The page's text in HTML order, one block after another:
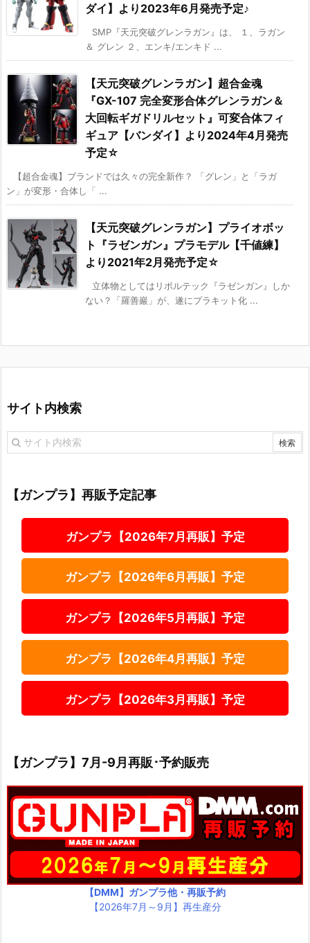
ダイ】より2023年6月発売予定♪
SMP『天元突破グレンラガン』は、 １、ラガン
＆ グレン ２、エンキ/エンキド ...
【天元突破グレンラガン】超合金魂
『GX-107 完全変形合体グレンラガン＆
大回転ギガドリルセット』可変合体フィ
ギュア【バンダイ】より2024年4月発売
予定☆
【超合金魂】ブランドでは久々の完全新作？ 「グレン」と「ラガ
ン」が変形・合体し「 ...
【天元突破グレンラガン】プライオボッ
ト『ラゼンガン』プラモデル【千値練】
より2021年2月発売予定☆
立体物としてはリボルテック『ラゼンガン』しか
ない？「羅善巖」が、遂にプラキット化 ...
サイト内検索
【ガンプラ】再販予定記事
ガンプラ【2026年7月再販】予定
ガンプラ【2026年6月再販】予定
ガンプラ【2026年5月再販】予定
ガンプラ【2026年4月再販】予定
ガンプラ【2026年3月再販】予定
【ガンプラ】7月-9月再販･予約販売
【DMM】ガンプラ他・再販予約
【2026年7月～9月】再生産分